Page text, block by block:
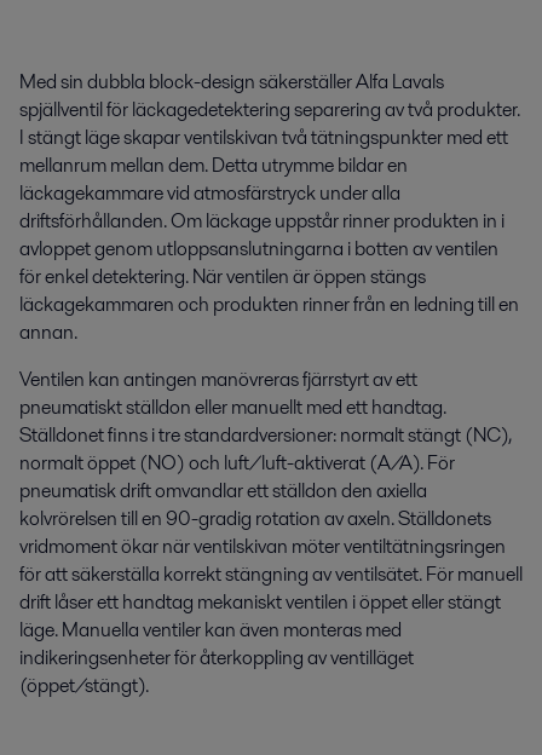
Med sin dubbla block-design säkerställer Alfa Lavals
spjällventil för läckagedetektering separering av två produkter.
I stängt läge skapar ventilskivan två tätningspunkter med ett
mellanrum mellan dem. Detta utrymme bildar en
läckagekammare vid atmosfärstryck under alla
driftsförhållanden. Om läckage uppstår rinner produkten in i
avloppet genom utloppsanslutningarna i botten av ventilen
för enkel detektering. När ventilen är öppen stängs
läckagekammaren och produkten rinner från en ledning till en
annan.
Ventilen kan antingen manövreras fjärrstyrt av ett
pneumatiskt ställdon eller manuellt med ett handtag.
Ställdonet finns i tre standardversioner: normalt stängt (NC),
normalt öppet (NO) och luft/luft-aktiverat (A/A). För
pneumatisk drift omvandlar ett ställdon den axiella
kolvrörelsen till en 90-gradig rotation av axeln. Ställdonets
vridmoment ökar när ventilskivan möter ventiltätningsringen
för att säkerställa korrekt stängning av ventilsätet. För manuell
drift låser ett handtag mekaniskt ventilen i öppet eller stängt
läge. Manuella ventiler kan även monteras med
indikeringsenheter för återkoppling av ventilläget
(öppet/stängt).